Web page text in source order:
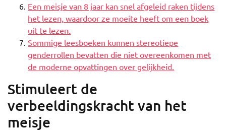
Een meisje van 8 jaar kan snel afgeleid raken tijdens
het lezen, waardoor ze moeite heeft om een boek
uit te lezen.
Sommige leesboeken kunnen stereotiepe
genderrollen bevatten die niet overeenkomen met
de moderne opvattingen over gelijkheid.
Stimuleert de
verbeeldingskracht van het
meisje